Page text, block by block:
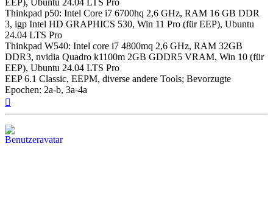
EEP), Ubuntu 24.04 LTS Pro
Thinkpad p50: Intel Core i7 6700hq 2,6 GHz, RAM 16 GB DDR
3, igp Intel HD GRAPHICS 530, Win 11 Pro (für EEP), Ubuntu
24.04 LTS Pro
Thinkpad W540: Intel core i7 4800mq 2,6 GHz, RAM 32GB
DDR3, nvidia Quadro k1100m 2GB GDDR5 VRAM, Win 10 (für
EEP), Ubuntu 24.04 LTS Pro
EEP 6.1 Classic, EEPM, diverse andere Tools; Bevorzugte
Epochen: 2a-b, 3a-4a